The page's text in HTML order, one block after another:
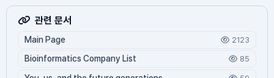
관련 문서
Main Page 2123
Bioinformatics Company List 85